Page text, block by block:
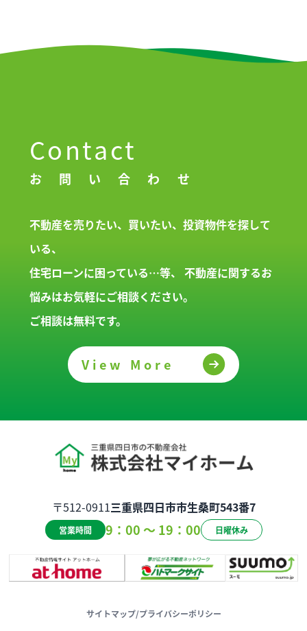
Contact
お問い合わせ
不動産を売りたい、買いたい、投資物件を探して
いる、
住宅ローンに困っている…等、 不動産に関するお
悩みはお気軽にご相談ください。
ご相談は無料です。
View More
〒512-0911三重県四日市市生桑町543番7
営業時間 9：00 ～ 19：00 日曜休み
サイトマップ/プライバシーポリシー